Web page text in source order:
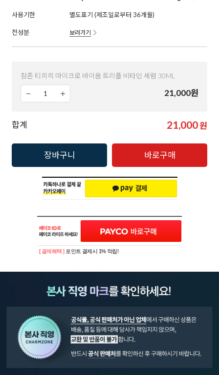
사용기한 별도표기 (제조일로부터 36개월)
전성분 보러가기
참존 티히히 마이크로 바이옴 트리플 비타민 세럼 30ML
21,000원
합계 21,000원
장바구니 바로구매
[ 결제혜택 ] 포인트 결제시 1% 적립!